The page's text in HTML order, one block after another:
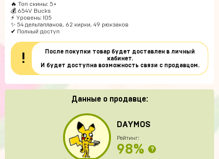
🔥 Топ скины: 5+
💰 654V Bucks
⚡ Уровень: 105
✨ 54 дельтапланов, 62 кирки, 49 рюкзаков
✔ Полный доступ
!
После покупки товар будет доставлен в личный
кабинет.
И будет доступна возможность связи с продавцом.
Данные о продавце:
DAYMOS
Рейтинг:
98% ?